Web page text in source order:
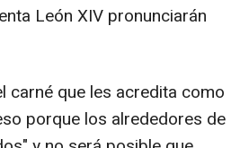
León XIV pronunciarán
carné que les acredita como
porque los alrededores de